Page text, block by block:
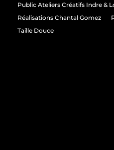
Public Ateliers Créatifs Indre &
Réalisations Chantal Gomez
Taille Douce